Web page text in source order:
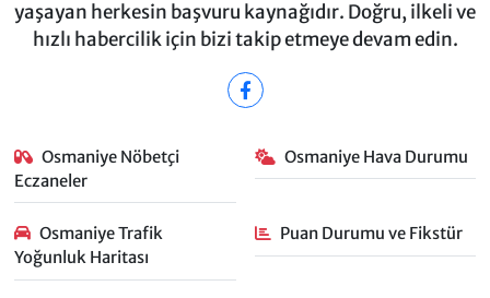
yaşayan herkesin başvuru kaynağıdır. Doğru, ilkeli ve
hızlı habercilik için bizi takip etmeye devam edin.
Osmaniye Nöbetçi
Eczaneler
Osmaniye Hava Durumu
Osmaniye Trafik
Yoğunluk Haritası
Puan Durumu ve Fikstür